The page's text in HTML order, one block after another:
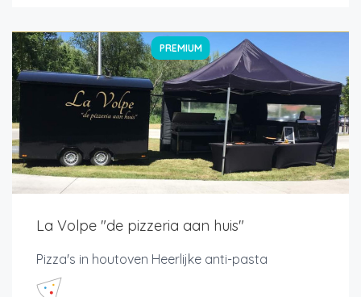
PREMIUM
La Volpe "de pizzeria aan huis"
Pizza's in houtoven Heerlijke anti-pasta